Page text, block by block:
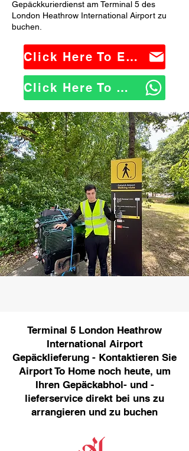
Gepäckkurierdienst am Terminal 5 des
London Heathrow International Airport zu
buchen.
Click Here To Email Us
Click Here To WhatsApp Us
Terminal 5 London Heathrow
International Airport
Gepäcklieferung - Kontaktieren Sie
Airport To Home noch heute, um
Ihren Gepäckabhol- und -
lieferservice direkt bei uns zu
arrangieren und zu buchen